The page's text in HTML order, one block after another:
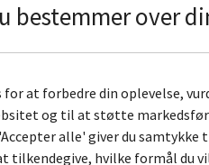
bestemmer over
for at forbedre din oplevelse,
og til at støtte
alle' giver du samtykke
tilkendegive, hvilke formål du